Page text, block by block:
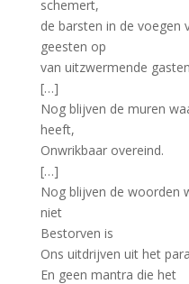
schemert,
de barsten in de voegen
geesten op
van uitzwermende
[…]
Nog blijven de muren
heeft,
Onwrikbaar overeind.
[…]
Nog blijven de woorden
niet
Bestorven is
Ons uitdrijven uit het
En geen mantra die het